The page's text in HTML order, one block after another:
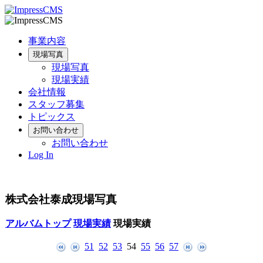
事業内容
現場写真
現場写真
現場実績
会社情報
スタッフ募集
トピックス
お問い合わせ
お問い合わせ
Log In
株式会社泰成現場写真
アルバムトップ 現場実績 現場実績
51 52 53 54 55 56 57